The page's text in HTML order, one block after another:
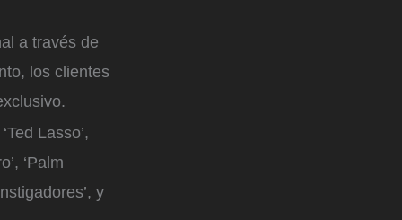
a través de
los clientes
Lasso’,
‘Palm
y